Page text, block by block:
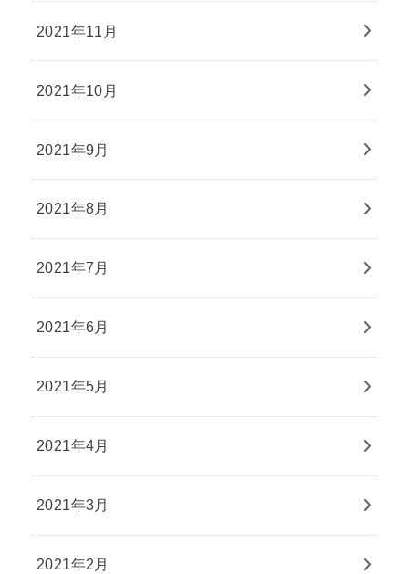
2021年11月
2021年10月
2021年9月
2021年8月
2021年7月
2021年6月
2021年5月
2021年4月
2021年3月
2021年2月